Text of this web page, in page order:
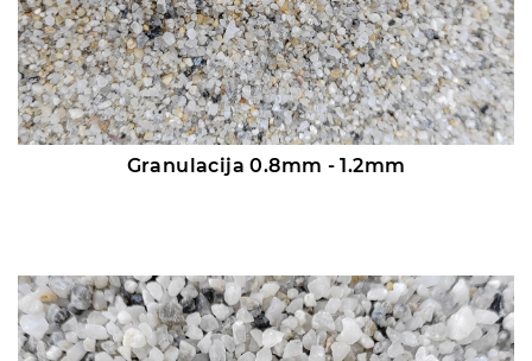
Granulacija 0.8mm - 1.2mm